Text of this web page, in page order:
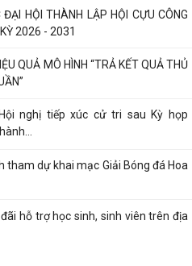
nghị tiếp xúc cử tri sau Kỳ họp
tham dự khai mạc Giải Bóng đá Hoa
hỗ trợ học sinh, sinh viên trên địa
tác chuẩn bị Kỳ họp thứ 5 (Kỳ
bố quyết định kết nạp đoàn viên,